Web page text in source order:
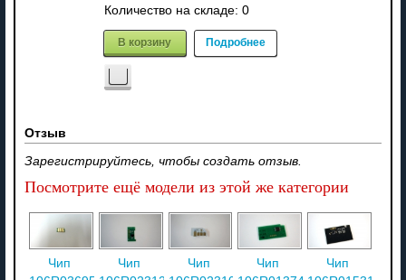
Количество на складе: 0
В корзину Подробнее
Отзыв
Зарегистрируйтесь, чтобы создать отзыв.
Посмотрите ещё модели из этой же категории
Чип
Чип
Чип
Чип
Чип